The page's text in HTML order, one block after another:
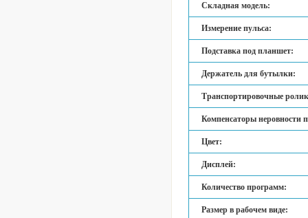
Складная модель:
Измерение пульса:
Подставка под планшет:
Держатель для бутылки:
Транспортировочные
Компенсаторы неровности
Цвет:
Дисплей:
Количество программ:
Размер в рабочем виде: